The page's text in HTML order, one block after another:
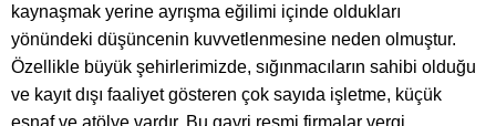
kaynaşmak yerine ayrışma eğilimi içinde oldukları
yönündeki düşüncenin kuvvetlenmesine neden olmuştur.
Özellikle büyük şehirlerimizde, sığınmacıların sahibi olduğu
ve kayıt dışı faaliyet gösteren çok sayıda işletme, küçük
esnaf ve atölye vardır. Bu gayri resmi firmalar vergi